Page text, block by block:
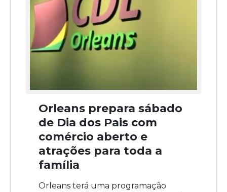
Orleans prepara sábado
de Dia dos Pais com
comércio aberto e
atrações para toda a
família
Orleans terá uma programação